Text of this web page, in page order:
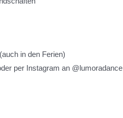
in den Ferien)
per Instagram an @lumoradance